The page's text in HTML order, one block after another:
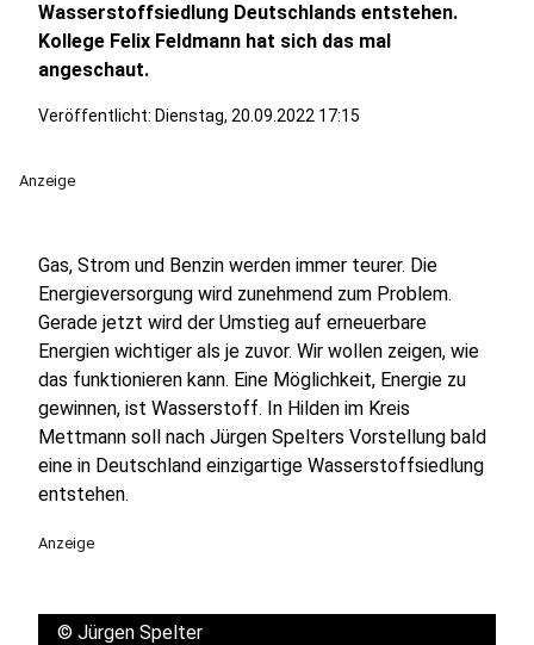
Wasserstoffsiedlung Deutschlands entstehen.
Kollege Felix Feldmann hat sich das mal
angeschaut.
Veröffentlicht: Dienstag, 20.09.2022 17:15
Anzeige
Gas, Strom und Benzin werden immer teurer. Die
Energieversorgung wird zunehmend zum Problem.
Gerade jetzt wird der Umstieg auf erneuerbare
Energien wichtiger als je zuvor. Wir wollen zeigen, wie
das funktionieren kann. Eine Möglichkeit, Energie zu
gewinnen, ist Wasserstoff. In Hilden im Kreis
Mettmann soll nach Jürgen Spelters Vorstellung bald
eine in Deutschland einzigartige Wasserstoffsiedlung
entstehen.
Anzeige
© Jürgen Spelter